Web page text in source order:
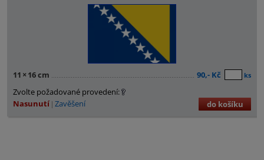
11 × 16 cm 90,- Kč ks
Zvolte požadované provedení:
Nasunutí Zavěšení do košíku